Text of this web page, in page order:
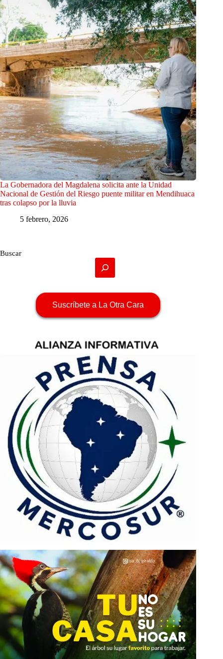
La Gobernadora del Magdalena solicita ante la Unidad
Nacional de Gestión del Riesgo puente militar en Mendihuaca
tras colapso por la lluvia
5 febrero, 2026
Buscar
Suscríbete a La Otra Cara